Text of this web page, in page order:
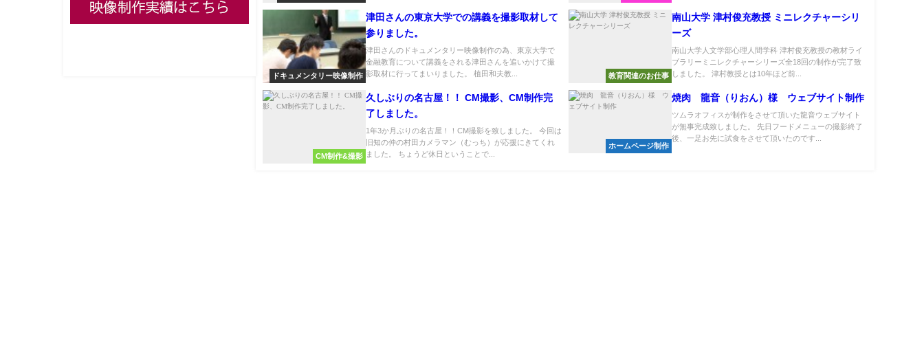
ドキュメンタリー映像制作
津田さんの東京大学での講義を撮影取材して
参りました。
津田さんのドキュメンタリー映像制作の為、東京大学で
金融教育について講義をされる津田さんを追いかけて撮
影取材に行ってまいりました。 植田和夫教...
教育関連のお仕事
南山大学 津村俊充教授 ミニレクチャーシリ
ーズ
南山大学人文学部心理人間学科 津村俊充教授の教材ライ
ブラリーミニレクチャーシリーズ全18回の制作が完了致
しました。 津村教授とは10年ほど前...
CM制作&撮影
久しぶりの名古屋！！ CM撮影、CM制作完
了しました。
1年3か月ぶりの名古屋！！CM撮影を致しました。 今回は
旧知の仲の村田カメラマン（むっち）が応援にきてくれ
ました。 ちょうど休日ということで...
ホームページ制作
焼肉 龍音（りおん）様 ウェブサイト制作
ツムラオフィスが制作をさせて頂いた龍音ウェブサイト
が無事完成致しました。 先日フードメニューの撮影終了
後、一足お先に試食をさせて頂いたのです...